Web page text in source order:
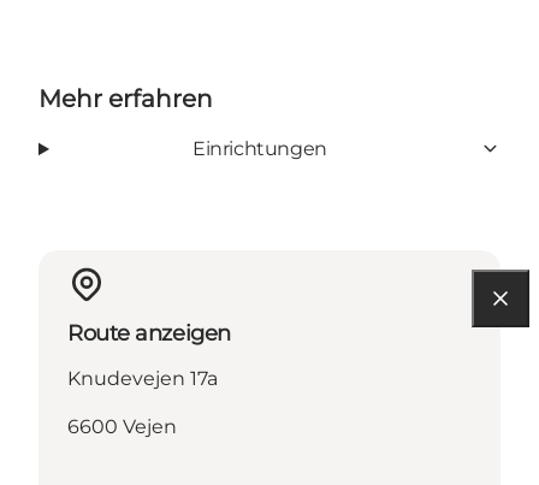
Mehr erfahren
Einrichtungen
Route anzeigen
Knudevejen 17a
6600 Vejen